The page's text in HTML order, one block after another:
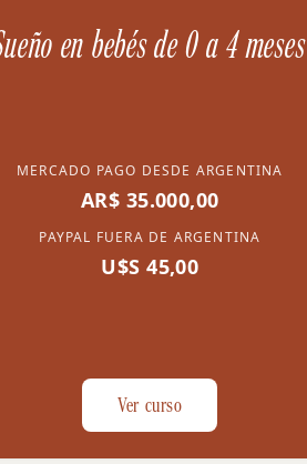
en bebés de 0 a 4 meses
MERCADO PAGO DESDE ARGENTINA
AR$ 35.000,00
PAYPAL FUERA DE ARGENTINA
U$S 45,00
Ver curso